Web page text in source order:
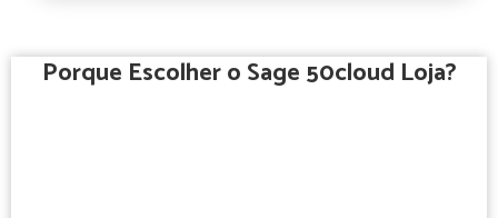
Porque Escolher o Sage 50cloud Loja?